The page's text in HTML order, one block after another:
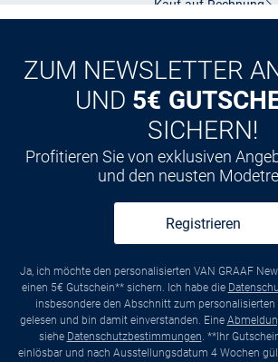
Kauf aufRechnung
ZUM NEWSLETTER
UND 5€
SICHERN!
Profitieren Sie von exklusiven
und den neusten
Registrieren
Ja, ich möchte den personalisierten VAN GRAAF
einen 5€ Gutschein** sichern. Ich habe die
insbesondere den Abschnitt zum personalisierten
gelesen und bin damit einverstanden. Eine
siehe Datenschutzbestimmungen. **Ihr
einlösbar und nach Ausstellungsdatum 4 Wochen